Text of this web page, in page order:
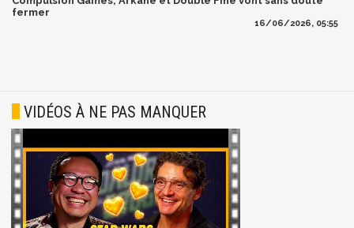
fermer
16/06/2026, 05:55
VIDÉOS À NE PAS MANQUER